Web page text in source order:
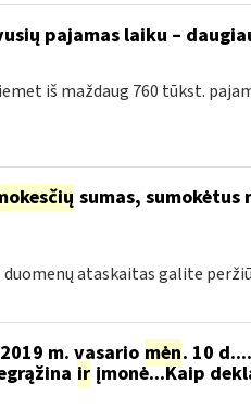
pajamas laiku –
iš maždaug 760 tūkst.
sumas, sumokėtus
duomenų ataskaitas galite
m. vasario mėn. 10
irįmonė...Kaip